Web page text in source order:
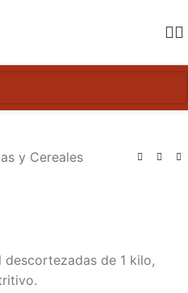
y Cereales
descortezadas de 1 kilo,